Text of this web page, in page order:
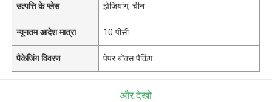
उत्पत्ति के प्लेस झेजियांग, चीन
न्यूनतम आदेश मात्रा 10 पीसी
पैकेजिंग विवरण पेपर बॉक्स पैकिंग
और देखो